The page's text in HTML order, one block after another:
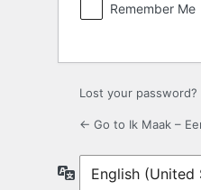
Remember Me
Lost your password?
← Go to Ik Maak –
Language